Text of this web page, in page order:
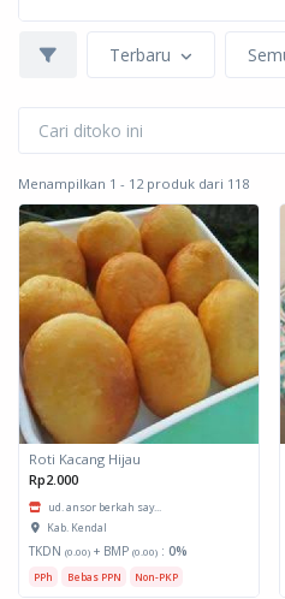
Terbaru
Menampilkan 1 - 12 produk dari 118
Roti Kacang Hijau
Rp2.000
ud. ansor berkah say...
Kab. Kendal
TKDN (0.00) + BMP (0.00) : 0%
PPh Bebas PPN Non-PKP